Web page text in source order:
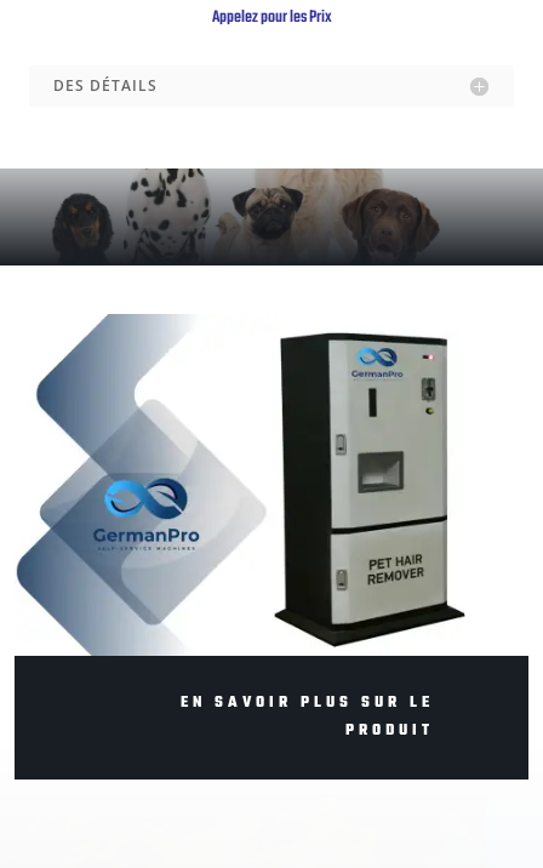
Appelez pour les Prix
DES DÉTAILS
CHIEN
EN SAVOIR PLUS SUR LE
PRODUIT